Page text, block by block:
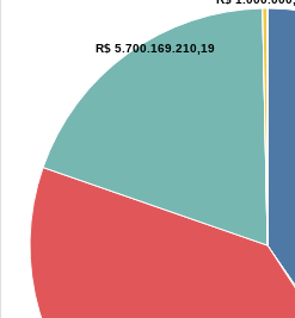
R$ 5.700.169.210,19